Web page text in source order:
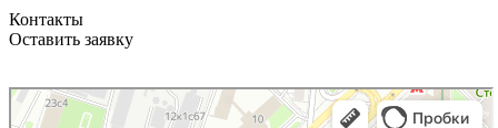
Контакты
Оставить заявку